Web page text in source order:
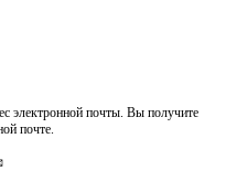
электронной почты. Вы получите
почте.